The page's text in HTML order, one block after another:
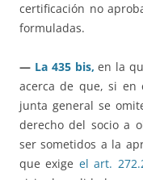
certificación no
formuladas.
— La 435 bis, en la
acerca de que, si
junta general se
derecho del socio a
ser sometidos a la
que exige el art.